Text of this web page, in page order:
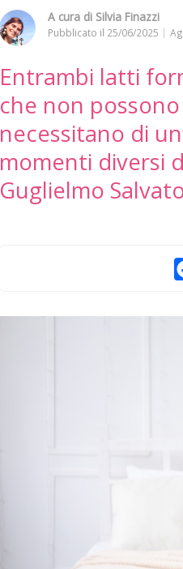
A cura di Silvia Finazzi
Pubblicato il 25/06/2025
Entrambi latti
che non
necessitano di
momenti diversi
Guglielmo